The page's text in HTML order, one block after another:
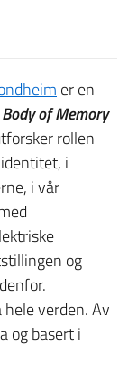
er en
of Memory
rollen
i
i vår
og
verden. Av
og basert i